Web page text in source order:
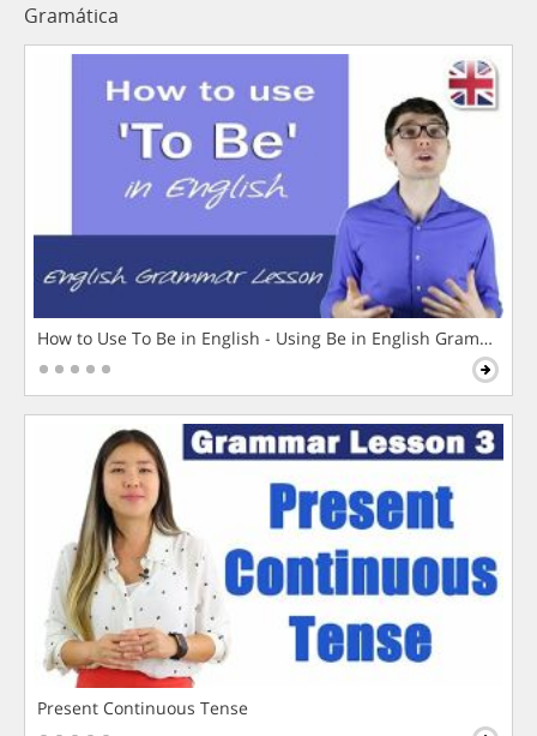
Gramática
How to Use To Be in English - Using Be in English Grammar
Present Continuous Tense